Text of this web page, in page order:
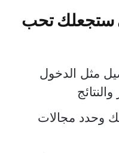
ستجعلك تحب
مثل الدخول
وحدد مجالات